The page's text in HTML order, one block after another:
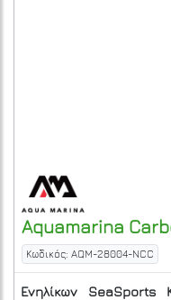
Aquamarina
Κωδικός: AQM-28004-NCC
Ενηλίκων SeaSports